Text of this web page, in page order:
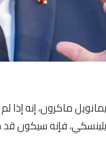
ماكرون، إنه إذا
فإنه سيكون